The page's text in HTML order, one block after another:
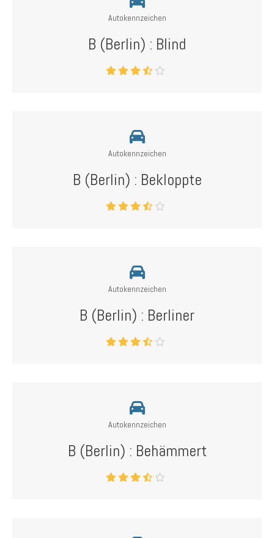
Autokennzeichen
B (Berlin) : Blind
Autokennzeichen
B (Berlin) : Bekloppte
Autokennzeichen
B (Berlin) : Berliner
Autokennzeichen
B (Berlin) : Behämmert